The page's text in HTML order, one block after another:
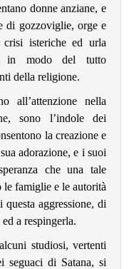
donne anziane, e
di gozzoviglie, orge e
isteriche ed urla
in modo del tutto
della religione.
all’attenzione nella
sono l’indole dei
la creazione e
adorazione, e i suoi
che una tale
le famiglie e le autorità
aggressione, di
a respingerla.
studiosi, vertenti
seguaci di Satana, si